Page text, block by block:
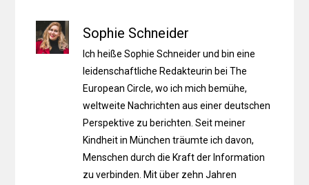
Sophie Schneider
Ich heiße Sophie Schneider und bin eine
leidenschaftliche Redakteurin bei The
European Circle, wo ich mich bemühe,
weltweite Nachrichten aus einer deutschen
Perspektive zu berichten. Seit meiner
Kindheit in München träumte ich davon,
Menschen durch die Kraft der Information
zu verbinden. Mit über zehn Jahren